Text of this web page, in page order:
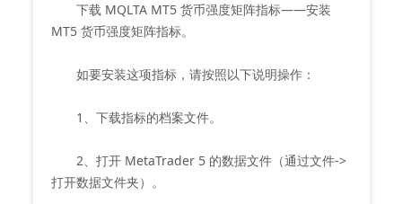
下载 MQLTA MT5 货币强度矩阵指标——安装
MT5 货币强度矩阵指标。
如要安装这项指标，请按照以下说明操作：
1、下载指标的档案文件。
2、打开 MetaTrader 5 的数据文件（通过文件->
打开数据文件夹）。